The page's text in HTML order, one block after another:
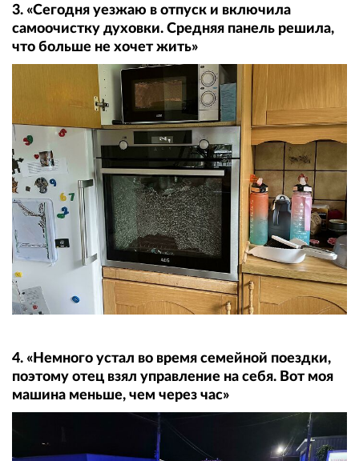
3. «Сегодня уезжаю в отпуск и включила
самоочистку духовки. Средняя панель решила,
что больше не хочет жить»
4. «Немного устал во время семейной поездки,
поэтому отец взял управление на себя. Вот моя
машина меньше, чем через час»